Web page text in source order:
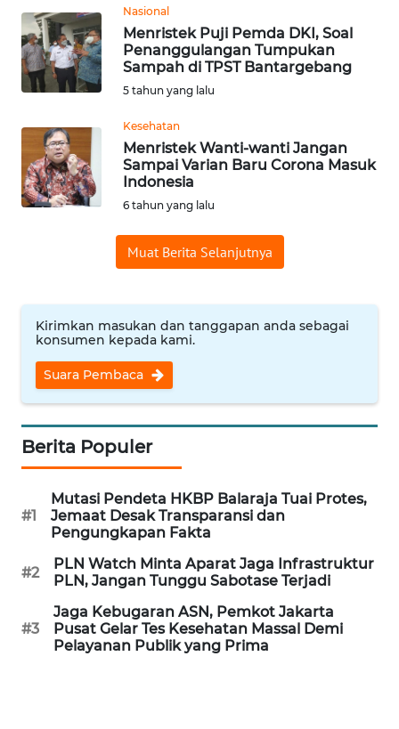
Nasional
Menristek Puji Pemda DKI, Soal
Penanggulangan Tumpukan
Sampah di TPST Bantargebang
5 tahun yang lalu
Kesehatan
Menristek Wanti-wanti Jangan
Sampai Varian Baru Corona Masuk
Indonesia
6 tahun yang lalu
Muat Berita Selanjutnya
Kirimkan masukan dan tanggapan anda sebagai
konsumen kepada kami.
Suara Pembaca
Berita Populer
#1
Mutasi Pendeta HKBP Balaraja Tuai Protes,
Jemaat Desak Transparansi dan
Pengungkapan Fakta
#2
PLN Watch Minta Aparat Jaga Infrastruktur
PLN, Jangan Tunggu Sabotase Terjadi
#3
Jaga Kebugaran ASN, Pemkot Jakarta
Pusat Gelar Tes Kesehatan Massal Demi
Pelayanan Publik yang Prima
WN
SUMUT
WN
JAKARTA
WN
JABAR
WN
WN
WN
PAPUA
WN
PAPUA
BARAT
WN
RIAU
WN
SERAMBI